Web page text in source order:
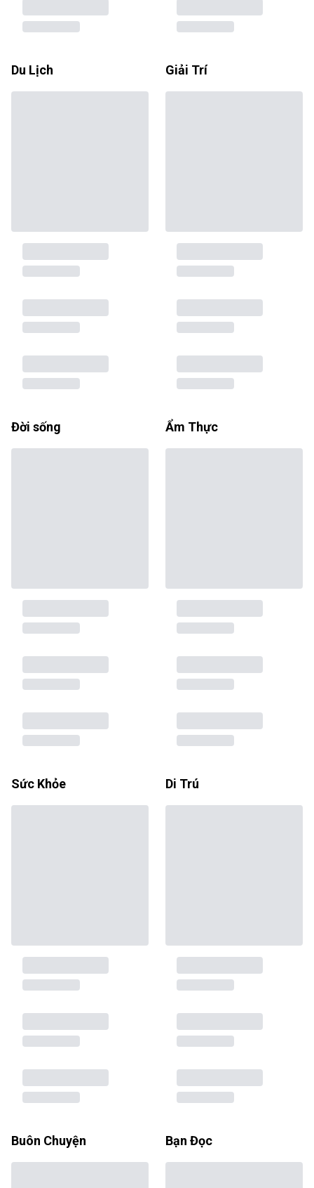
Du Lịch Giải Trí
Đời sống Ẩm Thực
Sức Khỏe Di Trú
Buôn Chuyện Bạn Đọc